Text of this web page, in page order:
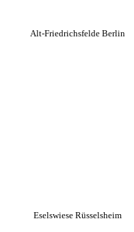
Alt-Friedrichsfelde Berlin
Eselswiese Rüsselsheim